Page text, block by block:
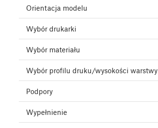
Orientacja modelu
Wybór drukarki
Wybór materiału
Wybór profilu druku/wysokości warstwy
Podpory
Wypełnienie